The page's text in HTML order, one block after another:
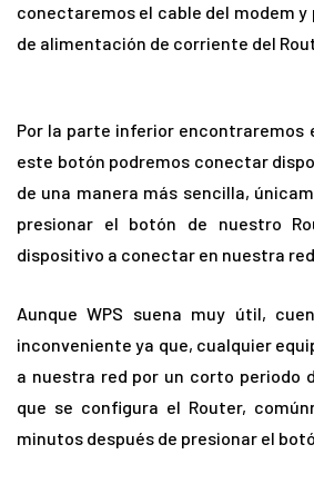
conectaremos el cable del modem
de alimentación de corriente del
Por la parte inferior encontraremos
este botón podremos conectar
de una manera más sencilla,
presionar el botón de nuestro
dispositivo a conectar en nuestra
Aunque WPS suena muy útil,
inconveniente ya que, cualquier
a nuestra red por un corto periodo
que se configura el Router,
minutos después de presionar el